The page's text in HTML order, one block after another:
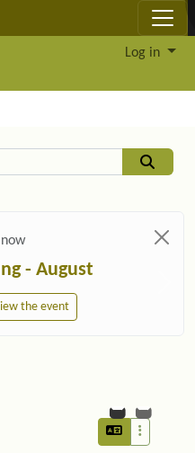
Log in
functionality and
- August
the event